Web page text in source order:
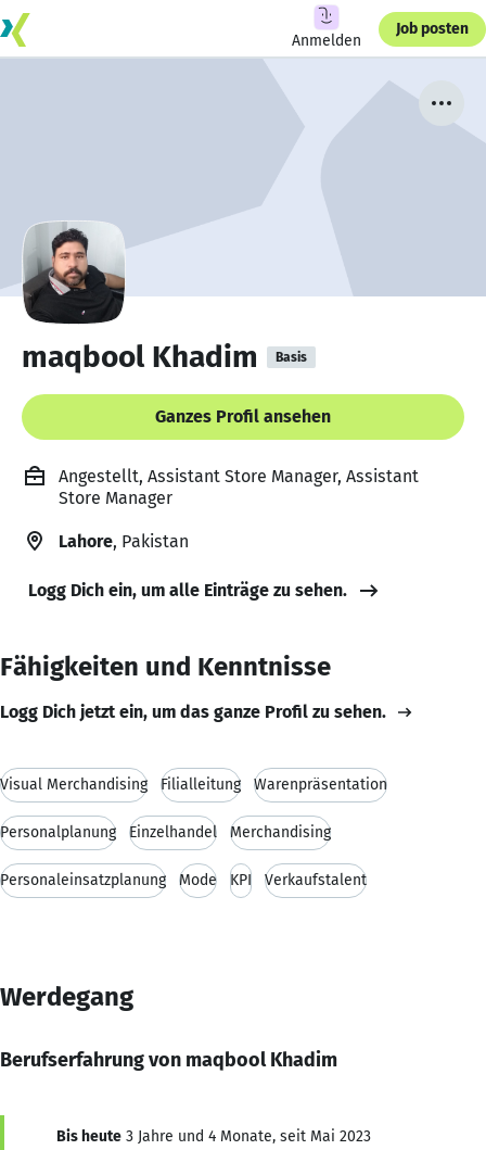
Anmelden
Job posten
maqbool Khadim Basis
Ganzes Profil ansehen
Angestellt, Assistant Store Manager, Assistant
Store Manager
Lahore, Pakistan
Logg Dich ein, um alle Einträge zu sehen.
Fähigkeiten und Kenntnisse
Logg Dich jetzt ein, um das ganze Profil zu sehen.
Visual Merchandising Filialleitung Warenpräsentation
Personalplanung Einzelhandel Merchandising
Personaleinsatzplanung Mode KPI Verkaufstalent
Werdegang
Berufserfahrung von maqbool Khadim
Bis heute 3 Jahre und 4 Monate, seit Mai 2023